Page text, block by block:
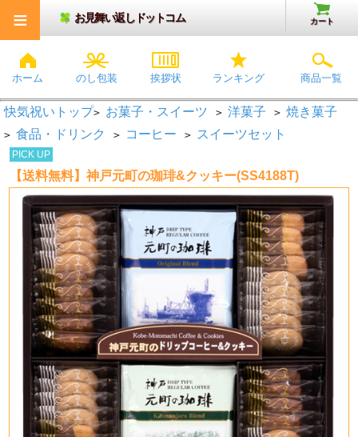
お見舞い返しドットコム カート
ホーム のし包装 挨拶状 ランキング 商品一覧
≡
快気祝いトップ> お菓子・スイーツ > 洋菓子 > 焼き菓子
> 食品・ドリンク > コーヒー > スイーツセット
PICK UP
【送料無料】神戸元町の珈琲&クッキー(SS4188T)